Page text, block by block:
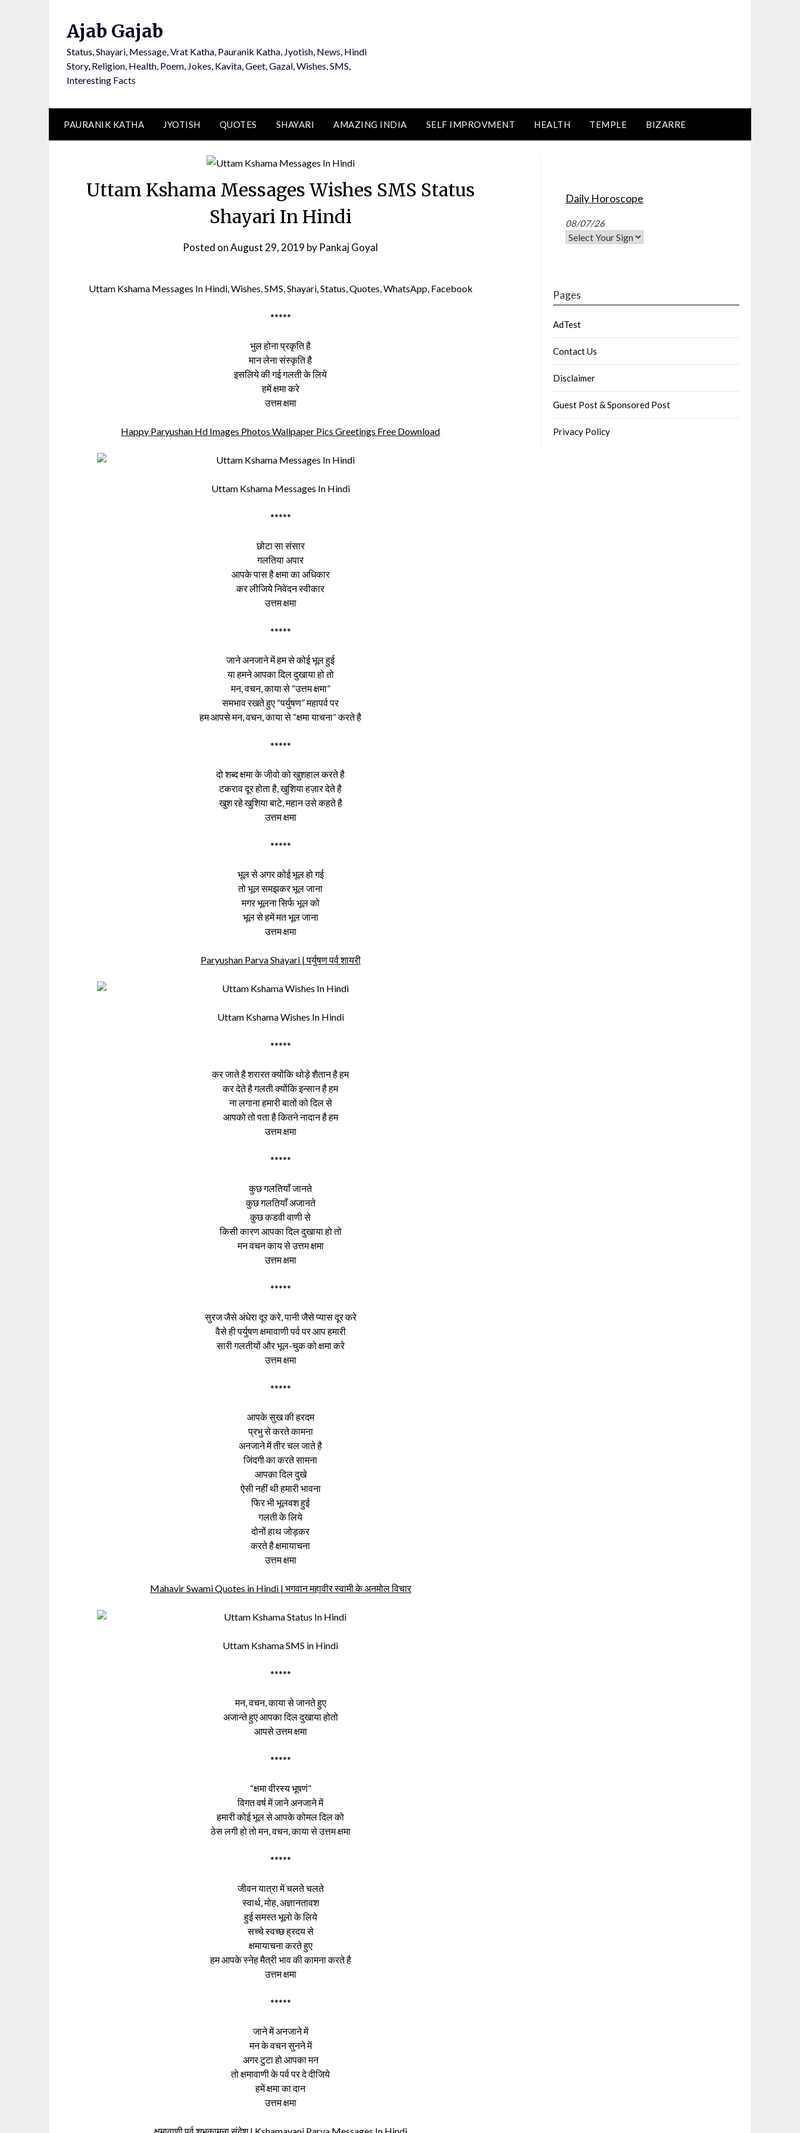
Ajab Gajab
Status, Shayari, Message, Vrat Katha, Pauranik Katha, Jyotish, News, Hindi
Story, Religion, Health, Poem, Jokes, Kavita, Geet, Gazal, Wishes, SMS,
Interesting Facts
PAURANIK KATHA JYOTISH QUOTES SHAYARI AMAZING INDIA SELF IMPROVMENT HEALTH TEMPLE BIZARRE
Uttam Kshama Messages Wishes SMS Status
Shayari In Hindi
Posted onAugust 29, 2019 by Pankaj Goyal
Uttam Kshama Messages In Hindi, Wishes, SMS, Shayari, Status, Quotes, WhatsApp, Facebook
*****
भुल होना प्रकृति है
मान लेना संस्कृति है
इसलिये की गई गलती के लिये
हमें क्षमा करे
उत्तम क्षमा
Happy Paryushan Hd Images Photos Wallpaper Pics Greetings Free Download
Uttam Kshama Messages In Hindi
*****
छोटा सा संसार
गलतिया अपार
आपके पास है क्षमा का अधिकार
कर लीजिये निवेदन स्वीकार
उत्तम क्षमा
*****
जाने अनजाने में हम से कोई भूल हुई
या हमने आपका दिल दुखाया हो तो
मन, वचन, काया से “उत्तम क्षमा”
समभाव रखते हुए “पर्युषण” महापर्व पर
हम आपसे मन, वचन, काया से “क्षमा याचना” करते है
*****
दो शब्द क्षमा के जीवो को खुशहाल करते है
टकराव दूर होता है, खुशिया हज़ार देते है
खुश रहे खुशिया बाटे, महान उसे कहते है
उत्तम क्षमा
*****
भूल से अगर कोई भूल हो गई
तो भूल समझकर भूल जाना
मगर भूलना सिर्फ भूल को
भूल से हमें मत भूल जाना
उत्तम क्षमा
Paryushan Parva Shayari | पर्युषण पर्व शायरी
Uttam Kshama Wishes In Hindi
*****
कर जाते है शरारत क्योंकि थोड़े शैतान है हम
कर देते है गलती क्योंकि इन्सान है हम
ना लगाना हमारी बातों को दिल से
आपको तो पता है कितने नादान है हम
उत्तम क्षमा
*****
कुछ गलतियाँ जानते
कुछ गलतियाँ अजानते
कुछ कडवी वाणी से
किसी कारण आपका दिल दुखाया हो तो
मन वचन काय से उत्तम क्षमा
उत्तम क्षमा
*****
सुरज जैसे अंधेरा दूर करे, पानी जैसे प्यास दूर करे
वैसे ही पर्युषण क्षमावाणी पर्व पर आप हमारी
सारी गलतीयों और भूल-चुक को क्षमा करे
उत्तम क्षमा
*****
आपके सुख की हरदम
प्रभु से करते कामना
अनजाने में तीर चल जाते है
जिंदगी का करते सामना
आपका दिल दुखे
ऐसी नहीं थी हमारी भावना
फिर भी भूलवश हुई
गलती के लिये
दोनों हाथ जोड़कर
करते है क्षमायाचना
उत्तम क्षमा
Mahavir Swami Quotes in Hindi | भगवान महावीर स्वामी के अनमोल विचार
Uttam Kshama SMS in Hindi
*****
मन, वचन, काया से जानते हुए
अजान्ते हुए आपका दिल दुखाया होतो
आपसे उत्तम क्षमा
*****
“क्षमा वीरस्य भूषणं”
विगत वर्ष में जाने अनजाने में
हमारी कोई भूल से आपके कोमल दिल को
ठेस लगी हो तो मन, वचन, काया से उत्तम क्षमा
*****
जीवन यात्रा में चलते चलते
स्वार्थ, मोह, अज्ञानतावश
हुई समस्त भूलो के लिये
सच्चे स्वच्छ ह्रदय से
क्षमायाचना करते हुए
हम आपके स्नेह मैत्री भाव की कामना करते है
उत्तम क्षमा
*****
जाने में अनजाने में
मन के वचन सुनने में
अगर टुटा हो आपका मन
तो क्षमावाणी के पर्व पर दे दीजिये
हमें क्षमा का दान
उत्तम क्षमा
Daily Horoscope
08/07/26
Pages
AdTest
Contact Us
Disclaimer
Guest Post & Sponsored Post
Privacy Policy